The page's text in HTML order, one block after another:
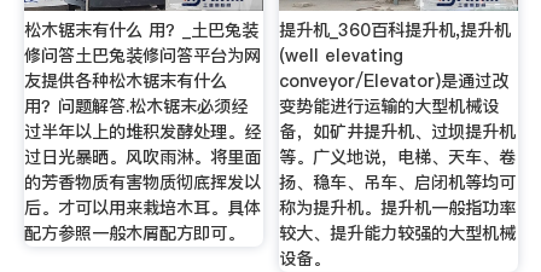
松木锯末有什么 用？_土巴兔装
修问答土巴兔装修问答平台为网
友提供各种松木锯末有什么
用？问题解答.松木锯末必须经
过半年以上的堆积发酵处理。经
过日光暴晒。风吹雨淋。将里面
的芳香物质有害物质彻底挥发以
后。才可以用来栽培木耳。具体
配方参照一般木屑配方即可。
提升机_360百科提升机,提升机
(well elevating
conveyor/Elevator)是通过改
变势能进行运输的大型机械设
备，如矿井提升机、过坝提升机
等。广义地说，电梯、天车、卷
扬、稳车、吊车、启闭机等均可
称为提升机。提升机一般指功率
较大、提升能力较强的大型机械
设备。